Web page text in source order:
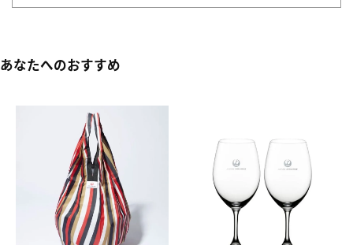
あなたへのおすすめ